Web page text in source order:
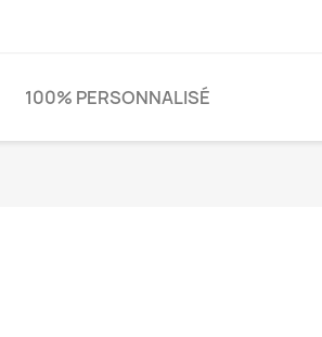
100% PERSONNALISÉ